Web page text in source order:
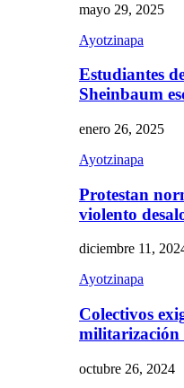
mayo 29, 2025
Ayotzinapa
Estudiantes
Sheinbaum
enero 26, 2025
Ayotzinapa
Protestan
violento
diciembre 11,
Ayotzinapa
Colectivos
octubre 26, 2024